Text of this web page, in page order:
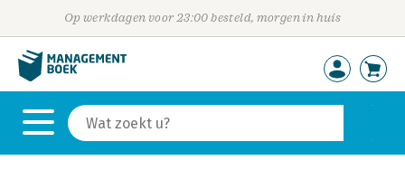
Op werkdagen voor 23:00 besteld, morgen in huis